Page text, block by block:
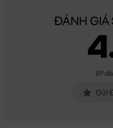
ĐÁNH GIÁ
89
Gửi